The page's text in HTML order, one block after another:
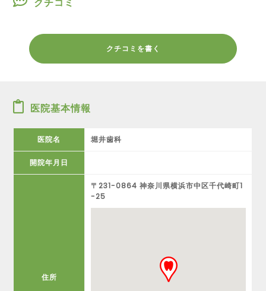
クチコミを書く
医院基本情報
医院名 堀井歯科
開院年月日
住所
〒231-0864 神奈川県横浜市中区千代崎町1
-25